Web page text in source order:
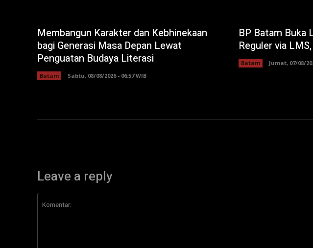
Membangun Karakter dan Kebhinekaan
bagi Generasi Masa Depan Lewat
Penguatan Budaya Literasi
Batam Sabtu, 08/08/2026 - 06:57 WIB
BP Batam Buka
Reguler via
Batam Jumat, 07/08/
Leave a reply